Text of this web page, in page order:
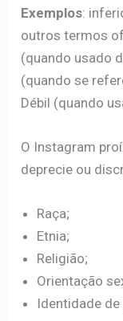
Exemplos:
outros termos
(quando usado
(quando se
Débil (quando
O Instagram
deprecie ou
Raça;
Etnia;
Religião;
Orientação
Identidade de